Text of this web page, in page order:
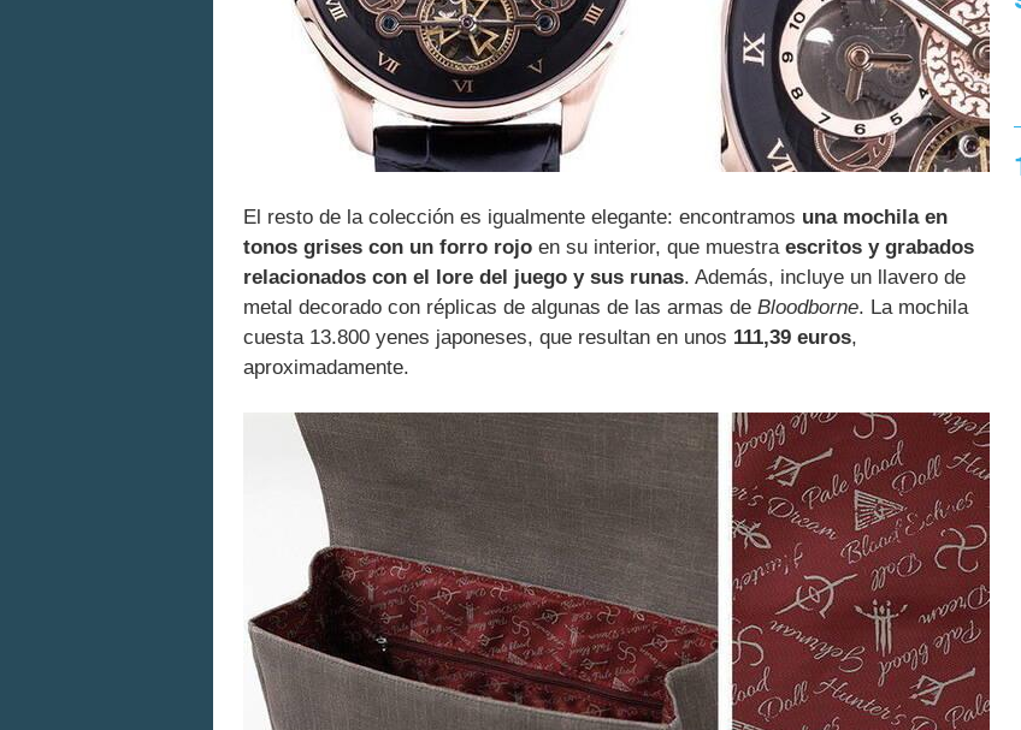
El resto de la colección es igualmente elegante: encontramos una mochila en
tonos grises con un forro rojo en su interior, que muestra escritos y grabados
relacionados con el lore del juego y sus runas. Además, incluye un llavero de
metal decorado con réplicas de algunas de las armas de Bloodborne. La mochila
cuesta 13.800 yenes japoneses, que resultan en unos 111,39 euros,
aproximadamente.